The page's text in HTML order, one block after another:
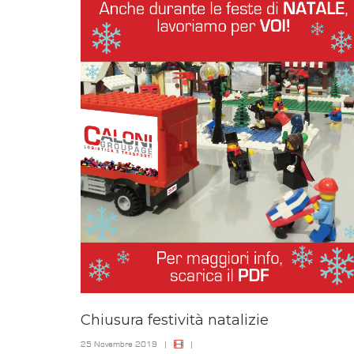
Chiusura festività natalizie
25 Novembre 2019 | |